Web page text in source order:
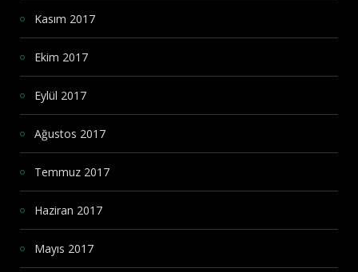
Kasım 2017
Ekim 2017
Eylül 2017
Ağustos 2017
Temmuz 2017
Haziran 2017
Mayıs 2017